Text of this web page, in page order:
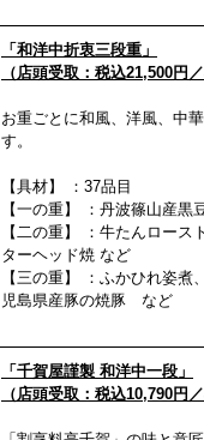
「和洋中折衷三段重」
（店頭受取：税込21,500円
お重ごとに和風、洋風、中
す。
【具材】 ：37品目
【一の重】 ：丹波篠山産
【二の重】 ：牛たんロー
ターヘッド焼 など
【三の重】 ：ふかひれ姿
児島県産豚の焼豚 など
「千賀屋謹製 和洋中一段」
（店頭受取：税込10,790円